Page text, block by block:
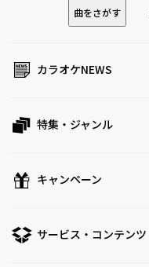
曲をさがす
カラオケNEWS
特集・ジャンル
キャンペーン
サービス・コンテンツ